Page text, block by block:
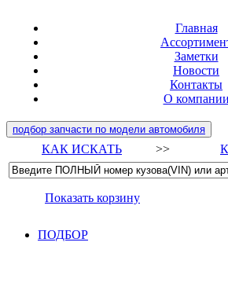
Главная
Заметки
Новости
Контакты
О компании
подбор запчасти по модели автомобиля
КАК ИСКАТЬ >>
Показать корзину
ПОДБОР